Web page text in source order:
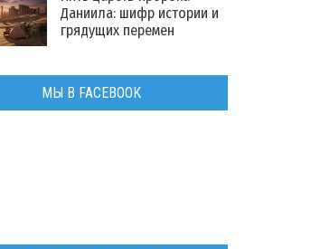
Даниила: шифр истории и
грядущих перемен
МЫ В FACEBOOK